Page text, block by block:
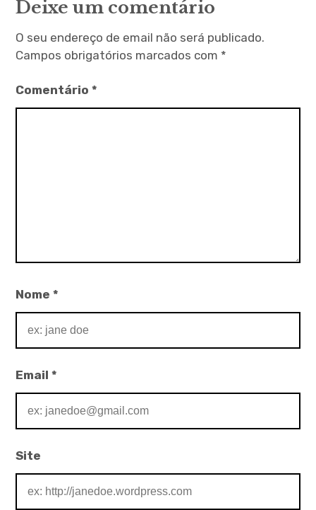
Deixe um comentário
O seu endereço de email não será publicado.
Campos obrigatórios marcados com *
Comentário*
Nome*
Email*
Site